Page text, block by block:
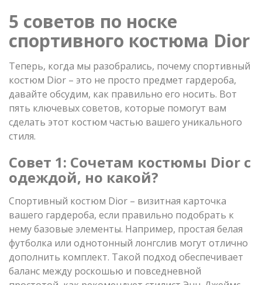
5 советов по носке
спортивного костюма Dior
Теперь, когда мы разобрались, почему спортивный
костюм Dior – это не просто предмет гардероба,
давайте обсудим, как правильно его носить. Вот
пять ключевых советов, которые помогут вам
сделать этот костюм частью вашего уникального
стиля.
Совет 1: Сочетам костюмы Dior с
одеждой, но какой?
Спортивный костюм Dior – визитная карточка
вашего гардероба, если правильно подобрать к
нему базовые элементы. Например, простая белая
футболка или однотонный лонгслив могут отлично
дополнить комплект. Такой подход обеспечивает
баланс между роскошью и повседневной